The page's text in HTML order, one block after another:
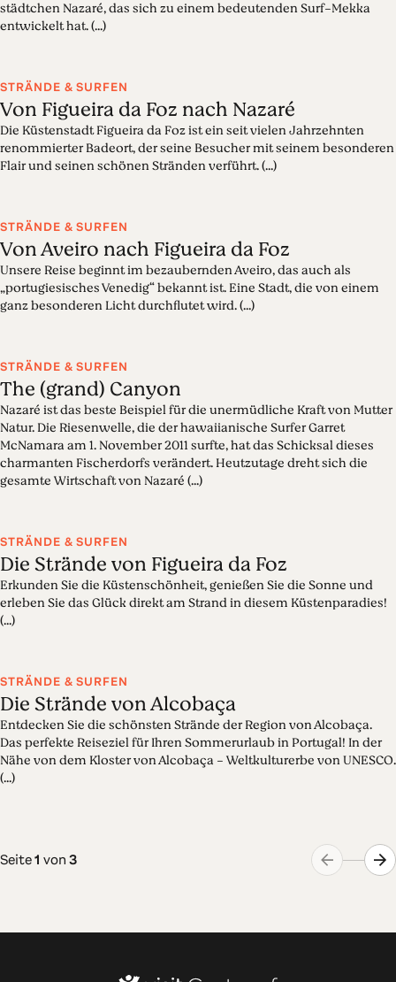
städtchen Nazaré, das sich zu einem bedeutenden Surf-Mekka
entwickelt hat. (...)
STRÄNDE & SURFEN
Von Figueira da Foz nach Nazaré
Die Küstenstadt Figueira da Foz ist ein seit vielen Jahrzehnten
renommierter Badeort, der seine Besucher mit seinem besonderen
Flair und seinen schönen Stränden verführt. (...)
STRÄNDE & SURFEN
Von Aveiro nach Figueira da Foz
Unsere Reise beginnt im bezaubernden Aveiro, das auch als
„portugiesisches Venedig“ bekannt ist. Eine Stadt, die von einem
ganz besonderen Licht durchflutet wird. (...)
STRÄNDE & SURFEN
The (grand) Canyon
Nazaré ist das beste Beispiel für die unermüdliche Kraft von Mutter
Natur. Die Riesenwelle, die der hawaiianische Surfer Garret
McNamara am 1. November 2011 surfte, hat das Schicksal dieses
charmanten Fischerdorfs verändert. Heutzutage dreht sich die
gesamte Wirtschaft von Nazaré (...)
STRÄNDE & SURFEN
Die Strände von Figueira da Foz
Erkunden Sie die Küstenschönheit, genießen Sie die Sonne und
erleben Sie das Glück direkt am Strand in diesem Küstenparadies!
(...)
STRÄNDE & SURFEN
Die Strände von Alcobaça
Entdecken Sie die schönsten Strände der Region von Alcobaça.
Das perfekte Reiseziel für Ihren Sommerurlaub in Portugal! In der
Nähe von dem Kloster von Alcobaça - Weltkulturerbe von UNESCO.
(...)
Seite1 von3